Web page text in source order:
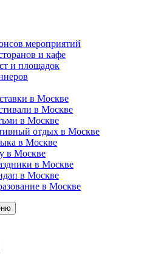
мероприятий
и кафе
и площадок
в Москве
в Москве
в Москве
отдых в Москве
в Москве
в Москве
в Москве
в Москве
в Москве